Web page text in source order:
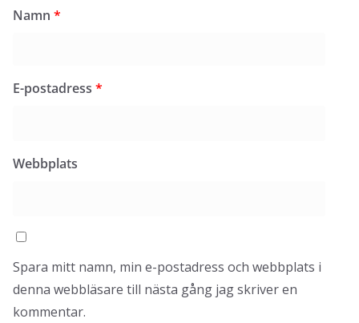
Namn *
E-postadress *
Webbplats
Spara mitt namn, min e-postadress och webbplats i
denna webbläsare till nästa gång jag skriver en
kommentar.